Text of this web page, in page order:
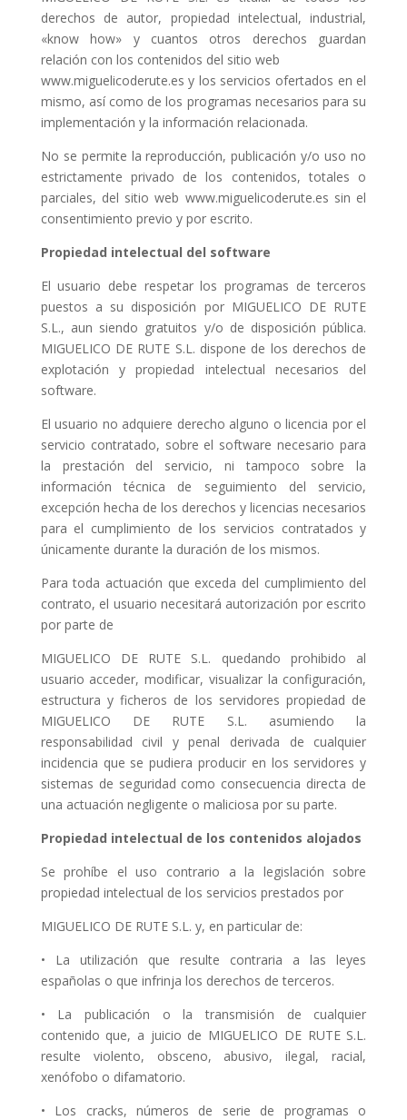
derechos de autor, propiedad intelectual, industrial,
«know how» y cuantos otros derechos guardan
relación con los contenidos del sitio web
www.miguelicoderute.es y los servicios ofertados en el
mismo, así como de los programas necesarios para su
implementación y la información relacionada.
No se permite la reproducción, publicación y/o uso no
estrictamente privado de los contenidos, totales o
parciales, del sitio web www.miguelicoderute.es sin el
consentimiento previo y por escrito.
Propiedad intelectual del software
El usuario debe respetar los programas de terceros
puestos a su disposición por MIGUELICO DE RUTE
S.L., aun siendo gratuitos y/o de disposición pública.
MIGUELICO DE RUTE S.L. dispone de los derechos de
explotación y propiedad intelectual necesarios del
software.
El usuario no adquiere derecho alguno o licencia por el
servicio contratado, sobre el software necesario para
la prestación del servicio, ni tampoco sobre la
información técnica de seguimiento del servicio,
excepción hecha de los derechos y licencias necesarios
para el cumplimiento de los servicios contratados y
únicamente durante la duración de los mismos.
Para toda actuación que exceda del cumplimiento del
contrato, el usuario necesitará autorización por escrito
por parte de
MIGUELICO DE RUTE S.L. quedando prohibido al
usuario acceder, modificar, visualizar la configuración,
estructura y ficheros de los servidores propiedad de
MIGUELICO DE RUTE S.L. asumiendo la
responsabilidad civil y penal derivada de cualquier
incidencia que se pudiera producir en los servidores y
sistemas de seguridad como consecuencia directa de
una actuación negligente o maliciosa por su parte.
Propiedad intelectual de los contenidos alojados
Se prohíbe el uso contrario a la legislación sobre
propiedad intelectual de los servicios prestados por
MIGUELICO DE RUTE S.L. y, en particular de:
• La utilización que resulte contraria a las leyes
españolas o que infrinja los derechos de terceros.
• La publicación o la transmisión de cualquier
contenido que, a juicio de MIGUELICO DE RUTE S.L.
resulte violento, obsceno, abusivo, ilegal, racial,
xenófobo o difamatorio.
• Los cracks, números de serie de programas o